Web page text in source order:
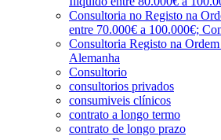
Consultoria no Registo na
entre 70.000€ a 100.000€;
Consultoria Registo na
Alemanha
Consultorio
consultorios privados
consumiveis clínicos
contrato a longo termo
contrato de longo prazo